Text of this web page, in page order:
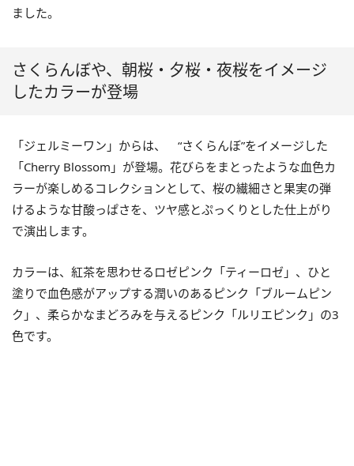
ました。
さくらんぼや、朝桜・夕桜・夜桜をイメージ
したカラーが登場
「ジェルミーワン」からは、 “さくらんぼ”をイメージした
「Cherry Blossom」が登場。花びらをまとったような血色カ
ラーが楽しめるコレクションとして、桜の繊細さと果実の弾
けるような甘酸っぱさを、ツヤ感とぷっくりとした仕上がり
で演出します。
カラーは、紅茶を思わせるロゼピンク「ティーロゼ」、ひと
塗りで血色感がアップする潤いのあるピンク「ブルームピン
ク」、柔らかなまどろみを与えるピンク「ルリエピンク」の3
色です。